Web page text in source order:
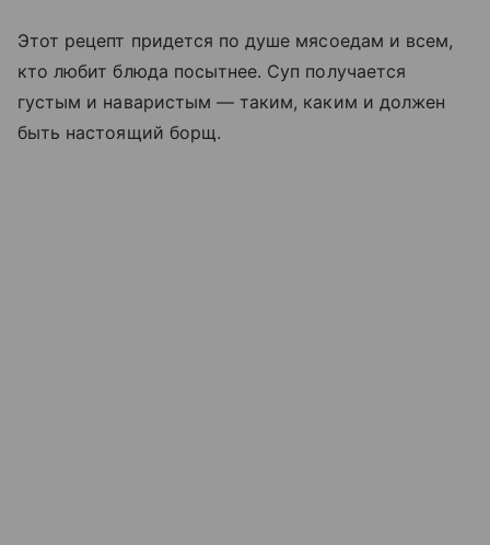
Этот рецепт придется по душе мясоедам и всем,
кто любит блюда посытнее. Суп получается
густым и наваристым — таким, каким и должен
быть настоящий борщ.